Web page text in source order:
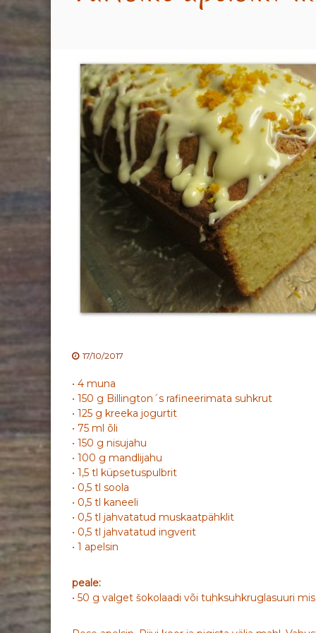
17/10/2017
• 4 muna
• 150 g Billington´s rafineerimata suhkrut
• 125 g kreeka jogurtit
• 75 ml õli
• 150 g nisujahu
• 100 g mandlijahu
• 1,5 tl küpsetuspulbrit
• 0,5 tl soola
• 0,5 tl kaneeli
• 0,5 tl jahvatatud muskaatpähklit
• 0,5 tl jahvatatud ingverit
• 1 apelsin
peale:
• 50 g valget šokolaadi või tuhksuhkruglasuuri